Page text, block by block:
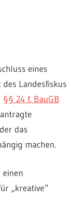
eines
Landesfiskus
§§ 24 f. BauGB
das
machen.
einen
„kreative“